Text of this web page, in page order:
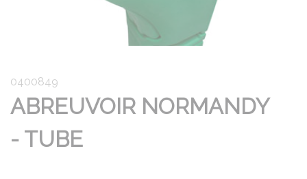
0400849
ABREUVOIR NORMANDY
- TUBE